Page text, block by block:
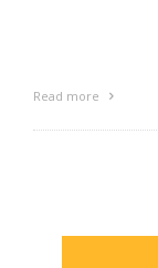
Read more